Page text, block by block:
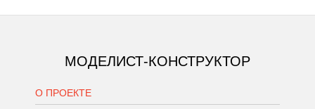
МОДЕЛИСТ-КОНСТРУКТОР
О ПРОЕКТЕ